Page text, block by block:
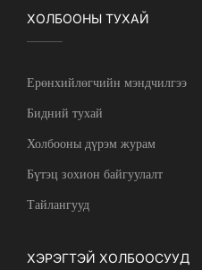
ХОЛБООНЫ ТУХАЙ
Ерөнхийлөгчийн мэндчилгээ
Бидний тухай
Холбооны дүрэм журам
Бүтэц зохион байгуулалт
Тайлангууд
ХЭРЭГТЭЙ ХОЛБООСУУД